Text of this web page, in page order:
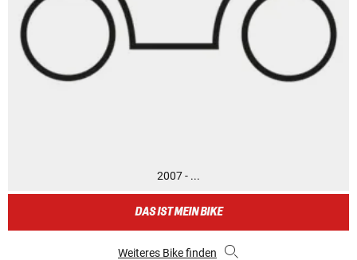
2007 - ...
DAS IST MEIN BIKE
Weiteres Bike finden